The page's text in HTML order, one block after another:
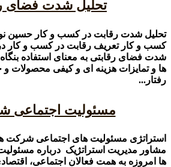
تحلیل شدت فضای
تحلیل شدت رقابت در کسب و کار حسین
کسب و کار تعریف رقابت در کسب و کار
شدت فضای رقابتی به معنای استفاده
ها و تمایزات هزینه ای و کیفی محصولات
رفتار...
مسئولیت اجتماعی
استراتژی مسئولیت های اجتماعی شرکت
مشاور مدیریت استراتژیک درباره
ها امروزه به همت فعالان اجتماعی،